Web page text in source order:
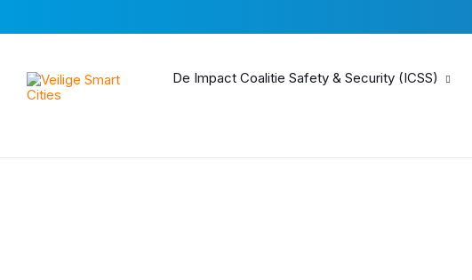
content
main
footer
De Impact Coalitie Safety & Security (ICSS)